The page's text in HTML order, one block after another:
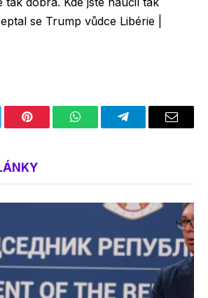
se Trump vůdce Libérie |
Pinterest WhatsAppTelegramEmail